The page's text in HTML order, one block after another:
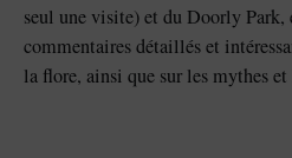
seul une visite) et du Doorly Park,
commentaires détaillés et
la flore, ainsi que sur les mythes